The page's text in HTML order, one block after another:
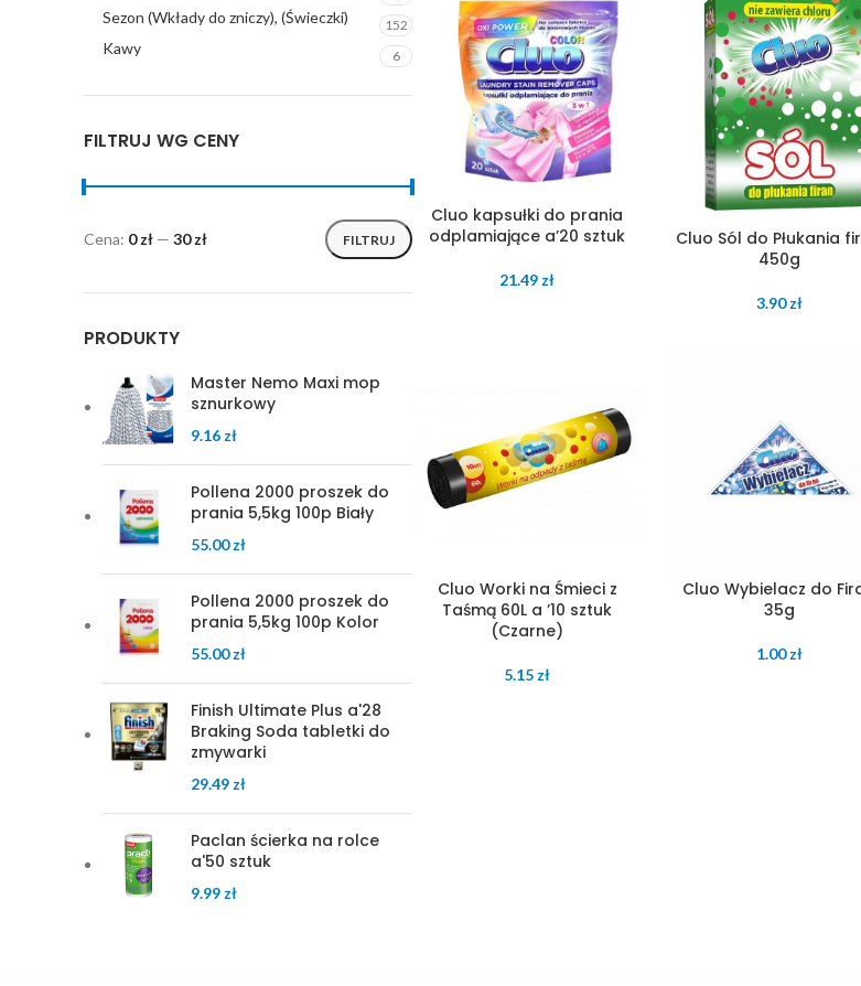
Sezon (Wkłady do zniczy), (Świeczki) 152
Kawy 6
FILTRUJ WG CENY
FILTRUJ
Cena: 0 zł — 30 zł
PRODUKTY
Master Nemo Maxi mop
sznurkowy
9.16 zł
Pollena 2000 proszek do
prania 5,5kg 100p Biały
55.00zł
Pollena 2000 proszek do
prania 5,5kg 100p Kolor
55.00zł
Finish Ultimate Plus a'28
Braking Soda tabletki do
zmywarki
29.49 zł
Paclan ścierka na rolce
a'50 sztuk
9.99 zł
Cluo kapsułki do prania
odplamiające a’20 sztuk
21.49 zł
Cluo Sól do Płukania
450g
3.90zł
Cluo Worki na Śmieci z
Taśmą 60L a ’10 sztuk
(Czarne)
5.15 zł
Cluo Wybielacz do
35g
1.00zł